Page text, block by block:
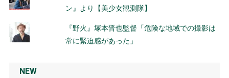
ン』より【美少女観測隊】
『野火』塚本晋也監督「危険な地域での撮影は
常に緊迫感があった」
NEW